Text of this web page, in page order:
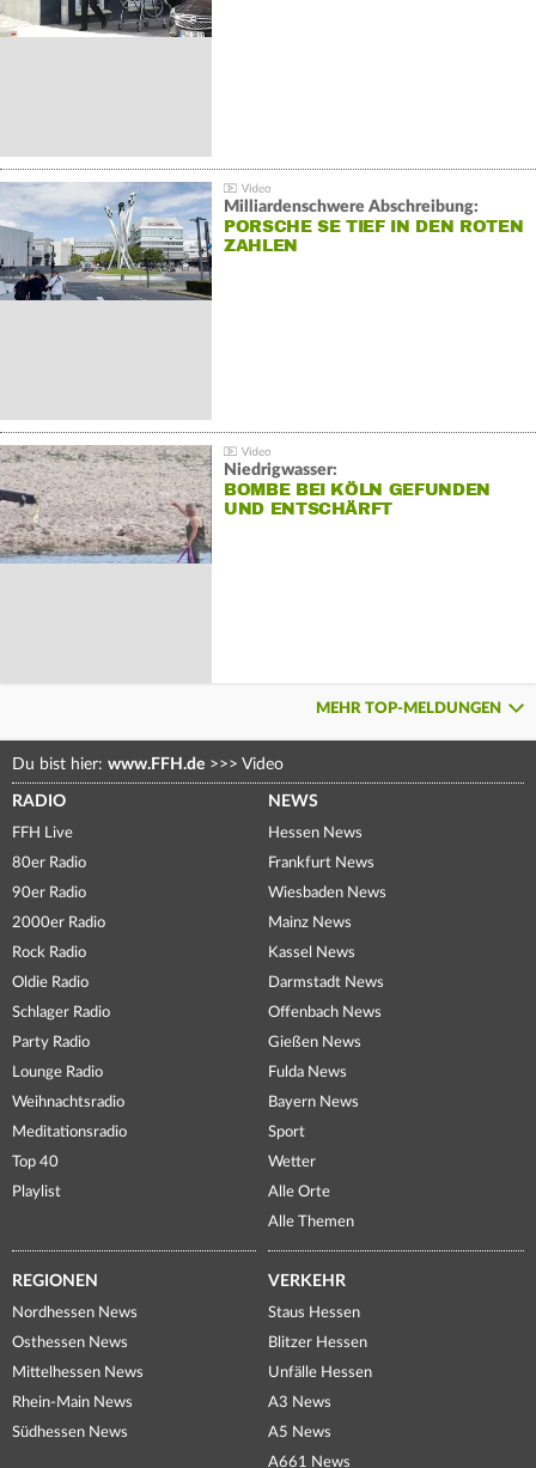
Milliardenschwere Abschreibung:
PORSCHE SE TIEF IN DEN ROTEN
ZAHLEN
Niedrigwasser:
BOMBE BEI KÖLN GEFUNDEN
UND ENTSCHÄRFT
MEHR TOP-MELDUNGEN
Du bist hier: www.FFH.de >>> Video
RADIO
FFH Live
80er Radio
90er Radio
2000er Radio
Rock Radio
Oldie Radio
Schlager Radio
Party Radio
Lounge Radio
Weihnachtsradio
Meditationsradio
Top 40
Playlist
NEWS
Hessen News
Frankfurt News
Wiesbaden News
Mainz News
Kassel News
Darmstadt News
Offenbach News
Gießen News
Fulda News
Bayern News
Sport
Wetter
Alle Orte
Alle Themen
REGIONEN
Nordhessen News
Osthessen News
Mittelhessen News
Rhein-Main News
Südhessen News
VERKEHR
Staus Hessen
Blitzer Hessen
Unfälle Hessen
A3 News
A5 News
A661 News